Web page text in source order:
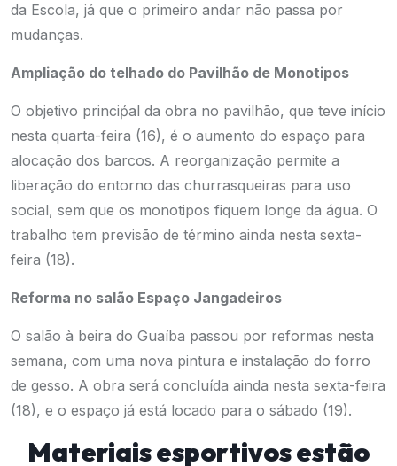
da Escola, já que o primeiro andar não passa por
mudanças.
Ampliação do telhado do Pavilhão de Monotipos
O objetivo princiṕal da obra no pavilhão, que teve início
nesta quarta-feira (16), é o aumento do espaço para
alocação dos barcos. A reorganização permite a
liberação do entorno das churrasqueiras para uso
social, sem que os monotipos fiquem longe da água. O
trabalho tem previsão de término ainda nesta sexta-
feira (18).
Reforma no salão Espaço Jangadeiros
O salão à beira do Guaíba passou por reformas nesta
semana, com uma nova pintura e instalação do forro
de gesso. A obra será concluída ainda nesta sexta-feira
(18), e o espaço já está locado para o sábado (19).
Materiais esportivos estão